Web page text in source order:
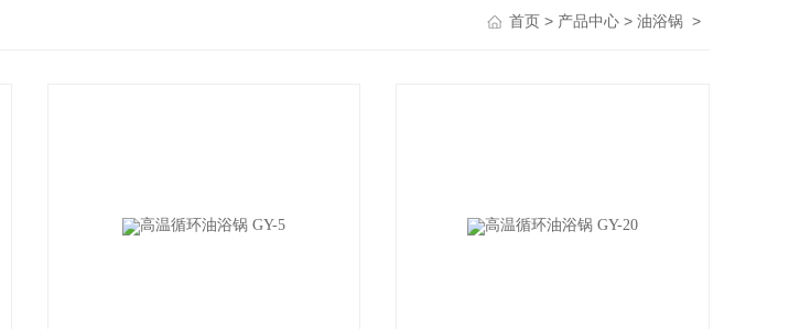
首页 > 产品中心 > 油浴锅 >